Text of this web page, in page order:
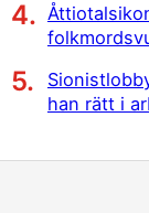
han rätt i